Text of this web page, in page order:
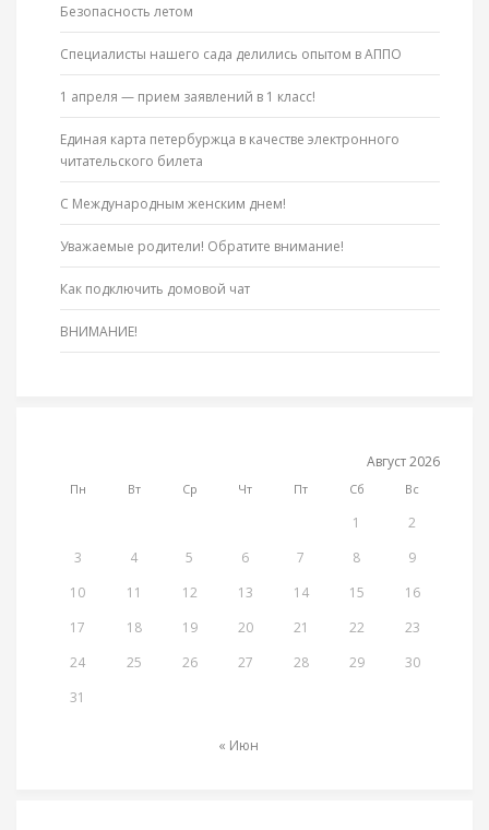
Безопасность летом
Специалисты нашего сада делились опытом в АППО
1 апреля — прием заявлений в 1 класс!
Единая карта петербуржца в качестве электронного
читательского билета
С Международным женским днем!
Уважаемые родители! Обратите внимание!
Как подключить домовой чат
ВНИМАНИЕ!
Август 2026
Пн Вт Ср Чт Пт Сб Вс
1
2
3
4 5 6 7 8
9
10
11 12 13 14 15
16
17
18 19 20 21 22
23
24
25 26 27 28 29
30
31
« Июн